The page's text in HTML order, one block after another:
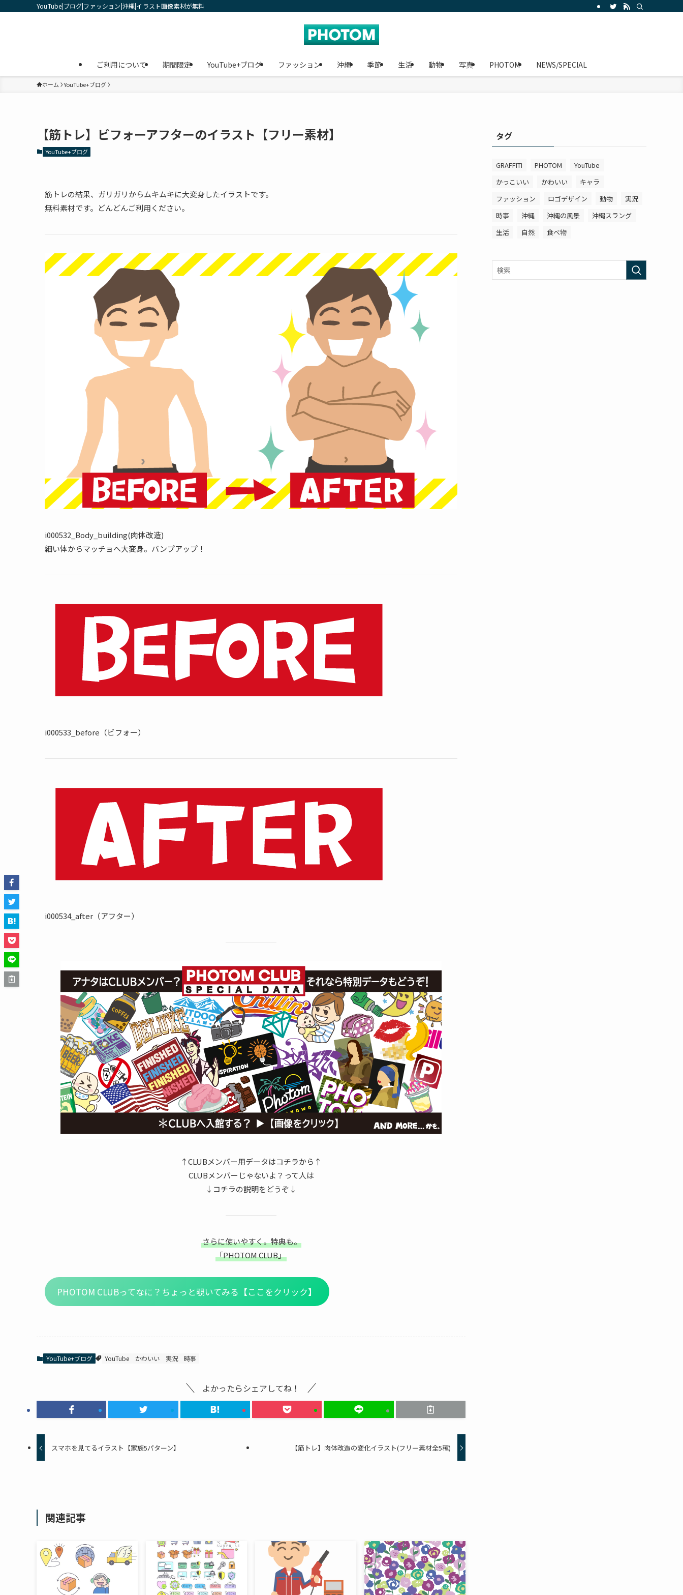
YouTube|ブログ|ファッション|沖縄|イラスト画像素材が無料
ご利用について 期間限定 YouTube+ブログ ファッション 沖縄 季節 生活 動物 写真 PHOTOM NEWS/SPECIAL
ホーム YouTube+ブログ
【筋トレ】ビフォーアフターのイラスト【フリー素材】
YouTube+ブログ
筋トレの結果、ガリガリからムキムキに大変身したイラストです。
無料素材です。どんどんご利用ください。
i000532_Body_building(肉体改造)
細い体からマッチョへ大変身。パンプアップ！
i000533_before（ビフォー）
i000534_after（アフター）
↑CLUBメンバー用データはコチラから↑
CLUBメンバーじゃないよ？って人は
↓コチラの説明をどうぞ↓
さらに使いやすく。特典も。
「PHOTOM CLUB」
PHOTOM CLUBってなに？ちょっと覗いてみる【ここをクリック】
YouTube+ブログ YouTube かわいい 実況 時事
よかったらシェアしてね！
スマホを見てるイラスト【家族5パターン】 【筋トレ】肉体改造の変化イラスト(フリー素材全5種)
関連記事
タグ
GRAFFITI PHOTOM
YouTube
かっこいい
かわいい
キャラ
ファッション
ロゴデザイン 動物
実況
時事
沖縄 沖縄の風景
沖縄スラング
生活
自然 食べ物